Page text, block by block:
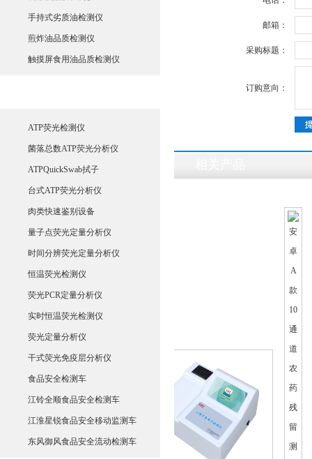
手持式劣质油检测仪
煎炸油品质检测仪
触摸屏食用油品质检测仪
ATP荧光检测仪
菌落总数ATP荧光分析仪
ATPQuickSwab拭子
台式ATP荧光分析仪
肉类快速鉴别设备
量子点荧光定量分析仪
时间分辨荧光定量分析仪
恒温荧光检测仪
荧光PCR定量分析仪
实时恒温荧光检测仪
荧光定量分析仪
干式荧光免疫层分析仪
食品安全检测车
江铃全顺食品安全检测车
江淮星锐食品安全移动监测车
东风御风食品安全流动检测车
邮箱：
采购标题：
订购意向：